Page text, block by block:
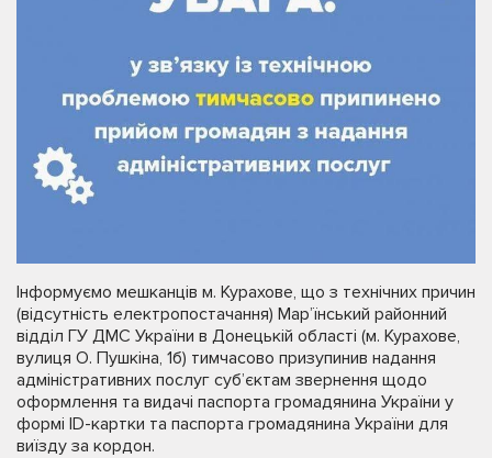
Інформуємо мешканців м. Курахове, що з технічних причин
(відсутність електропостачання) Мар’їнський районний
відділ ГУ ДМС України в Донецькій області (м. Курахове,
вулиця О. Пушкіна, 1б) тимчасово призупинив надання
адміністративних послуг суб’єктам звернення щодо
оформлення та видачі паспорта громадянина України у
формі ID-картки та паспорта громадянина України для
виїзду за кордон.